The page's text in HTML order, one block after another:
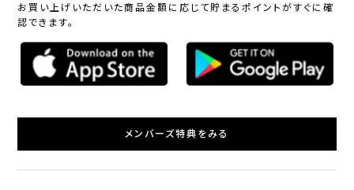
お買い上げいただいた商品金額に応じて貯まるポイントがすぐに確
認できます。
メンバーズ特典をみる